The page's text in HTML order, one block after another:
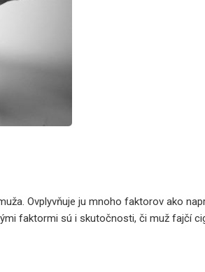
Ovplyvňuje ju mnoho faktorov ako
faktormi sú i skutočnosti, či muž fajčí